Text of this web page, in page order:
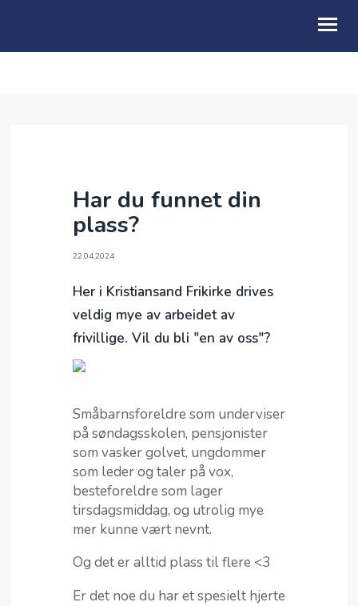
BARN & FAMILIE
MIN SIDE
Har du funnet din
plass?
22.04.2024
Her i Kristiansand Frikirke drives
veldig mye av arbeidet av
frivillige. Vil du bli "en av oss"?
Småbarnsforeldre som underviser
på søndagsskolen, pensjonister
som vasker golvet, ungdommer
som leder og taler på vox,
besteforeldre som lager
tirsdagsmiddag, og utrolig mye
mer kunne vært nevnt.
Og det er alltid plass til flere <3
Er det noe du har et spesielt hjerte